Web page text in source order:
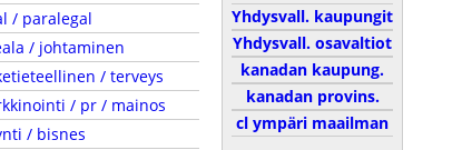
/ paralegal
/ johtaminen
/ terveys
/ pr / mainos
/ bisnes
Yhdysvall. kaupungit
Yhdysvall. osavaltiot
kanadan kaupung.
kanadan provins.
cl ympäri maailman